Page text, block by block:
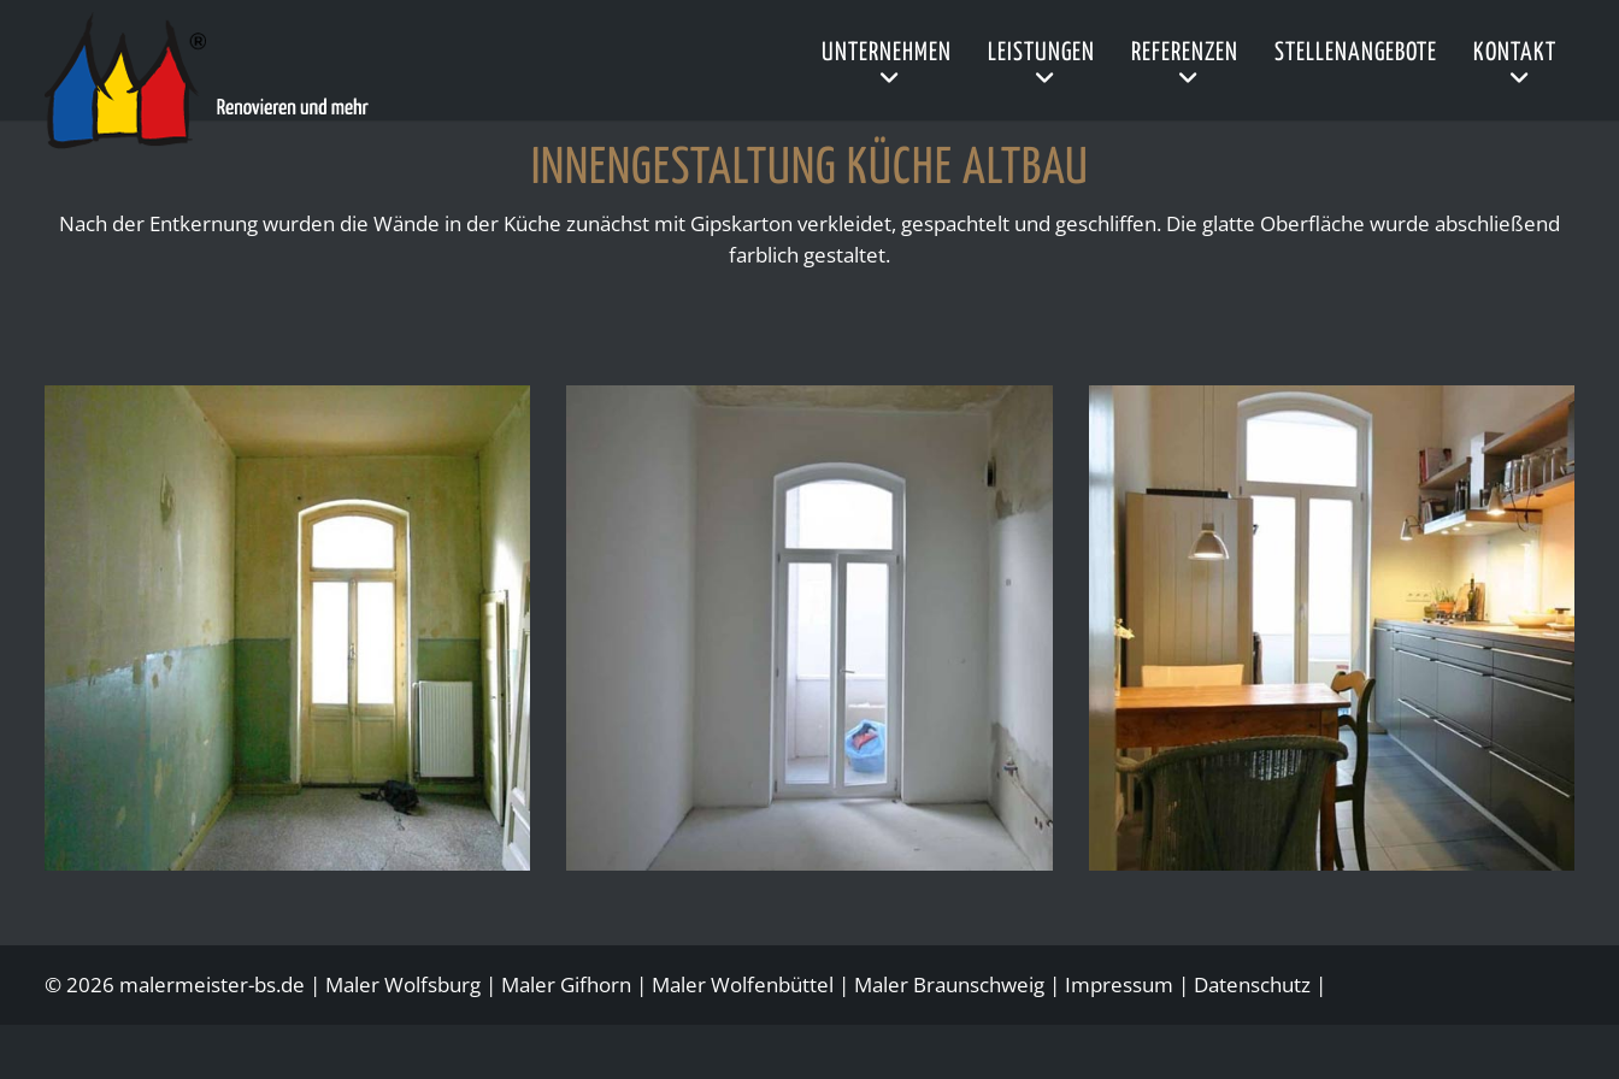
UNTERNEHMEN LEISTUNGEN REFERENZEN STELLENANGEBOTE KONTAKT
INNENGESTALTUNG KÜCHE ALTBAU
Nach der Entkernung wurden die Wände in der Küche zunächst mit Gipskarton verkleidet, gespachtelt und geschliffen. Die glatte Oberfläche wurde abschließend
farblich gestaltet.
© 2026 malermeister-bs.de | Maler Wolfsburg | Maler Gifhorn | MalerWolfenbüttel | Maler Braunschweig | Impressum | Datenschutz |